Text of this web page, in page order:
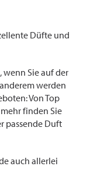
Düfte und
Sie auf der
werden
Von Top
finden Sie
passende Duft
auch allerlei